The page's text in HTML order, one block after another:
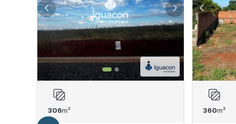
306m² 360m²